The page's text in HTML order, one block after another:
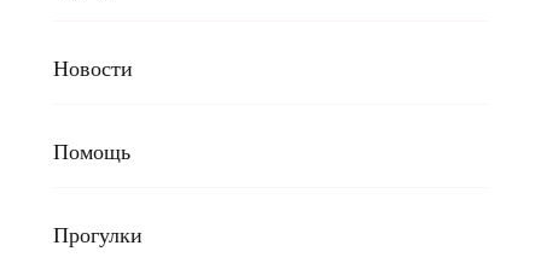
Новости
Помощь
Прогулки